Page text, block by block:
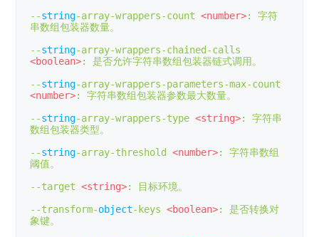
--string-array-wrappers-count <number>:
字符
串数组包装器数量。
--string-array-wrappers-chained -
<boolean>:
是否允许字符串数组包装器链式调用。
--string-array-wrappers-parameters-max-
<number>:
字符串数组包装器参数最大数量。
--string-array-wrappers-type <string>:
字符串
数组包装器类型。
--string-array-threshold <number>:
字符串数组
阈值。
--target <string>:
目标环境。
--transform-object- keys <boolean>:
是否转换对
象键。